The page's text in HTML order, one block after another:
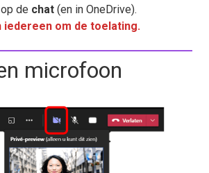
de chat (en in OneDrive).
iedereen om de toelating.
microfoon